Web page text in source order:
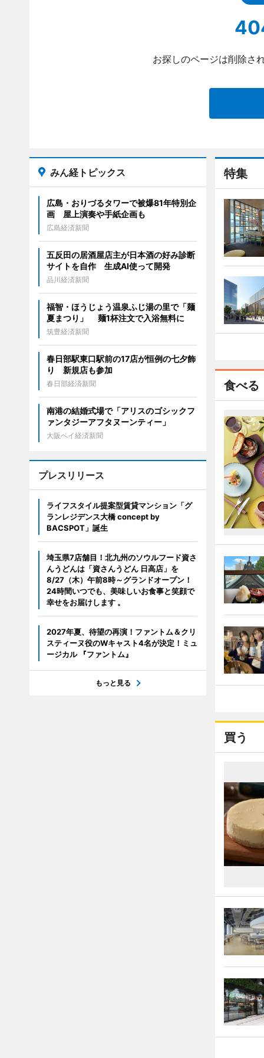
お探しのページは削除さ
特集
食べる
買う
みん経トピックス
広島・おりづるタワーで被爆81年特別企
画 屋上演奏や手紙企画も
広島経済新聞
五反田の居酒屋店主が日本酒の好み診断
サイトを自作 生成AI使って開発
品川経済新聞
福智・ほうじょう温泉ふじ湯の里で「麺
夏まつり」 麺1杯注文で入浴無料に
筑豊経済新聞
春日部駅東口駅前の17店が恒例の七夕飾
り 新規店も参加
春日部経済新聞
南港の結婚式場で「アリスのゴシックフ
ァンタジーアフタヌーンティー」
大阪ベイ経済新聞
プレスリリース
ライフスタイル提案型賃貸マンション「グ
ランレジデンス大橋 concept by
BACSPOT」誕生
埼玉県7店舗目！北九州のソウルフード資さ
んうどんは「資さんうどん 日高店」を
8/27（木）午前8時～グランドオープン！
24時間いつでも、美味しいお食事と笑顔で
幸せをお届けします 。
2027年夏、待望の再演！ファントム＆クリ
スティーヌ役のWキャスト4名が決定！ミュ
ージカル 『ファントム』
もっと見る